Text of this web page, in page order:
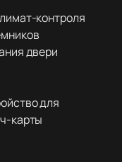
контроля
двери
для
карты